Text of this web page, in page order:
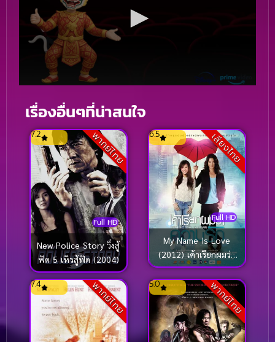
เรื่องอื่นๆที่น่าสนใจ
พากย์ไทย
Full HD
7.2
New Police Story วิ่งสู้
ฟัด 5 เหิรสู้ฟัด (2004)
เสียงไทย
Full HD
6.5
My Name Is Love
(2012) เค้าเรียกผมว่า
ความรัก
พากย์ไทย
7.4 พากย์ไทย
5.0